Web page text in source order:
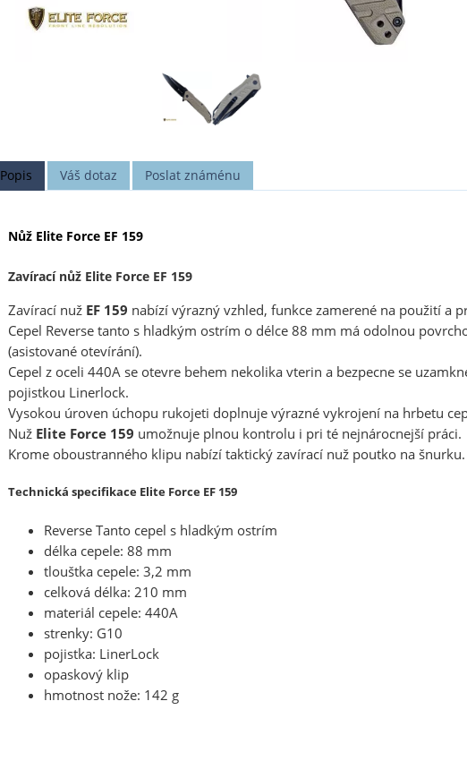
Popis Váš dotaz Poslat známénu
Nůž Elite Force EF 159
Zavírací nůž Elite Force EF 159
Zavírací nuž EF 159 nabízí výrazný vzhled, funkce zamerené na použití a
Cepel Reverse tanto s hladkým ostrím o délce 88 mm má odolnou
(asistované otevírání).
Cepel z oceli 440A se otevre behem nekolika vterin a bezpecne se
pojistkou Linerlock.
Vysokou úroven úchopu rukojeti doplnuje výrazné vykrojení na hrbetu
Nuž Elite Force 159 umožnuje plnou kontrolu i pri té nejnárocnejší práci.
Krome oboustranného klipu nabízí taktický zavírací nuž poutko na šnurku.
Technická specifikace Elite Force EF 159
Reverse Tanto cepel s hladkým ostrím
délka cepele: 88 mm
tlouštka cepele: 3,2 mm
celková délka: 210 mm
materiál cepele: 440A
strenky: G10
pojistka: LinerLock
opaskový klip
hmotnost nože: 142 g